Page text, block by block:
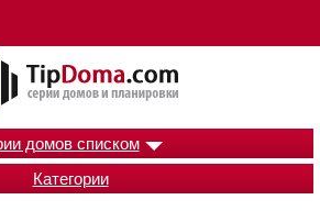
домов списком
Категории